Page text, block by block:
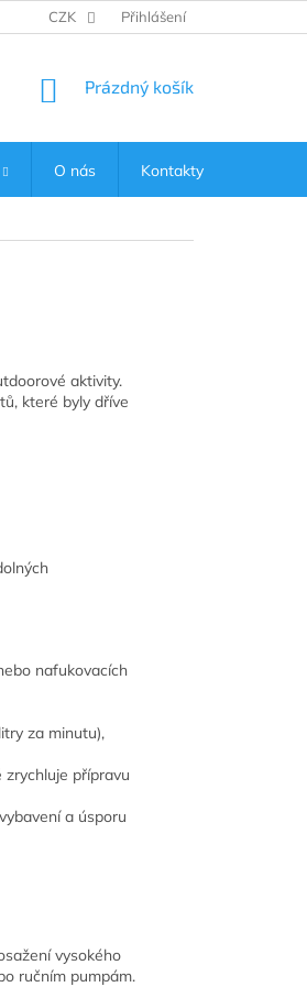
CZK Přihlášení
NÁKUPNÍ
Prázdný košík
O nás Kontakty
aktivity.
které byly dříve
nafukovacích
za minutu),
přípravu
a úsporu
vysokého
ručním pumpám.